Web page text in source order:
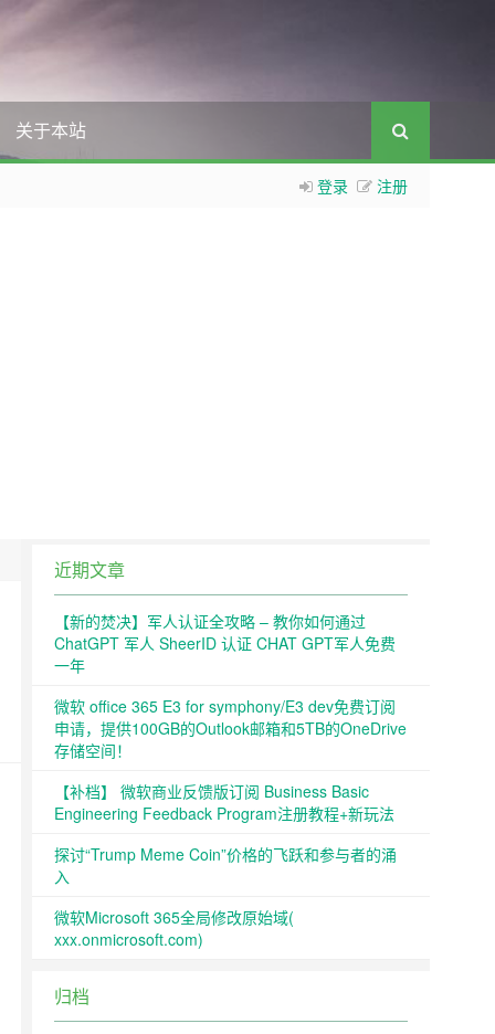
关于本站
登录 注册
近期文章
【新的焚决】军人认证全攻略 – 教你如何通过
ChatGPT 军人 SheerID 认证 CHAT GPT军人免费
一年
微软 office 365 E3 for symphony/E3 dev免费订阅
申请，提供100GB的Outlook邮箱和5TB的OneDrive
存储空间！
【补档】 微软商业反馈版订阅 Business Basic
Engineering Feedback Program注册教程+新玩法
探讨“Trump Meme Coin”价格的飞跃和参与者的涌
入
微软Microsoft 365全局修改原始域(
xxx.onmicrosoft.com)
归档